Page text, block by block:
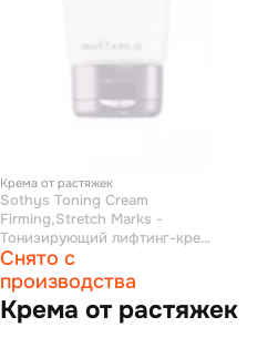
Крема от растяжек
Sothys Toning Cream
Firming,Stretch Marks -
Тонизирующий лифтинг-крем
250 мл
Снято с
производства
Крема от растяжек